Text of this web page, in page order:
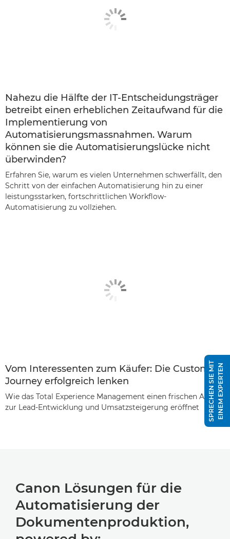
Nahezu die Hälfte der IT-Entscheidungsträger
betreibt einen erheblichen Zeitaufwand für die
Implementierung von
Automatisierungsmassnahmen. Warum
können sie die Automatisierungslücke nicht
überwinden?
Erfahren Sie, warum es vielen Unternehmen schwerfällt, den
Schritt von der einfachen Automatisierung hin zu einer
leistungsstarken, fortschrittlichen Workflow-
Automatisierung zu vollziehen.
Vom Interessenten zum Käufer: Die Customer
Journey erfolgreich lenken
Wie das Total Experience Management einen frischen Ansatz
zur Lead-Entwicklung und Umsatzsteigerung eröffnet
Canon Lösungen für die
Automatisierung der
Dokumentenproduktion,
S
P
R
E
C
H
E
N
S
I
E
M
I
T
E
I
N
E
M
E
X
P
E
R
T
EN